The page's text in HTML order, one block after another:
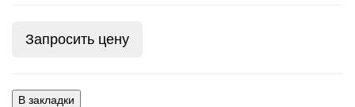
Запросить цену
В закладки